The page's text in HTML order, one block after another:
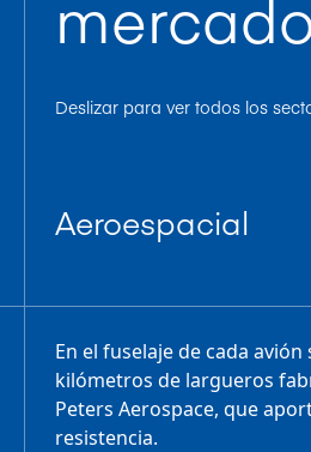
Deslizar para ver todos los
Aeroespacial
En el fuselaje de cada
kilómetros de largueros
Peters Aerospace, que
resistencia.